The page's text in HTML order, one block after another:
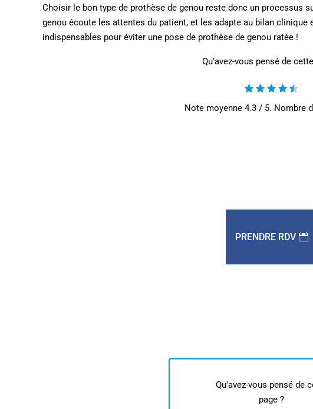
Choisir le bon type de prothèse de genou reste donc un processus
genou écoute les attentes du patient, et les adapte au bilan
indispensables pour éviter une pose de prothèse de genou ratée !
Qu'avez-vous pensé de
Note moyenne 4.3/ 5. Nombre
PRENDRE RDV
Qu'avez-vous pensé de
page ?